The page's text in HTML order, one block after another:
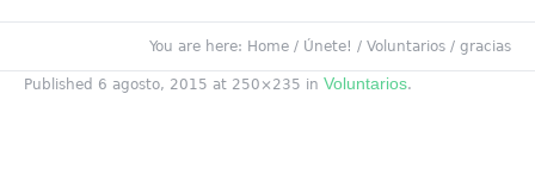
You are here: Home / Únete! / Voluntarios / gracias
Published 6 agosto, 2015 at 250×235 in Voluntarios.